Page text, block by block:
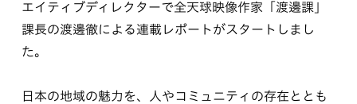
エイティブディレクターで全天球映像作家「渡邊課」
課長の渡邊徹による連載レポートがスタートしまし
た。
日本の地域の魅力を、人やコミュニティの存在ととも